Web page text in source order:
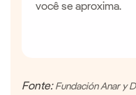
você se aproxima.
Fonte:Fundación Anar y